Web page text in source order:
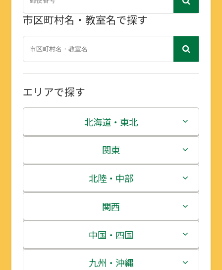
市区町村名・教室名で探す
エリアで探す
北海道・東北
北海道
青森県
岩手県
宮城県
秋田県
関東
茨城県
栃木県
群馬県
埼玉県
北陸・中部
新潟県
富山県
石川県
関西
三重県
滋賀県
中国・四国
鳥取県
九州・沖縄